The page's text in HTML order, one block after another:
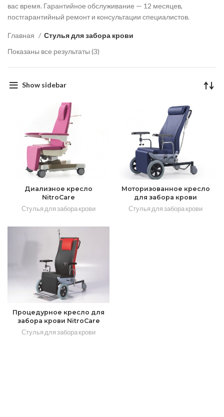
вас время. Гарантийное обслуживание — 12 месяцев,
постгарантийный ремонт и консультации специалистов.
Главная
Стулья для забора крови
Показаны все результаты (3)
Show sidebar
Диализное кресло
NitroCare
Стулья для забора крови
Моторизованное кресло
для забора крови
Стулья для забора крови
Процедурное кресло для
забора крови NitroCare
Стулья для забора крови